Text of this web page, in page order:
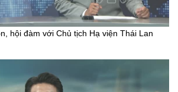
hội đàm với Chủ tịch Hạ viện Thái Lan